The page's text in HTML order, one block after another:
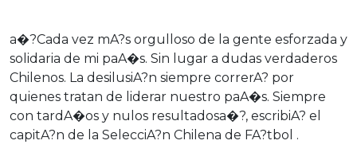
a�?Cada vez mA?s orgulloso de la gente esforzada y
solidaria de mi paA�s. Sin lugar a dudas verdaderos
Chilenos. La desilusiA?n siempre correrA? por
quienes tratan de liderar nuestro paA�s. Siempre
con tardA�os y nulos resultadosa�?, escribiA? el
capitA?n de la SelecciA?n Chilena de FA?tbol .